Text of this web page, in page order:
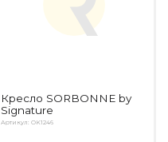
Кресло SORBONNE by
Signature
Артикул: OK1246